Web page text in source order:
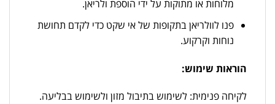
מלוחות או מתוקות על ידי הוספת ולריאן.
פנו לוולריאן בתקופות של אי שקט כדי לקדם תחושת
נוחות וקרקוע.
הוראות שימוש:
לקיחה פנימית: לשימוש בתיבול מזון ולשימוש בבליעה.